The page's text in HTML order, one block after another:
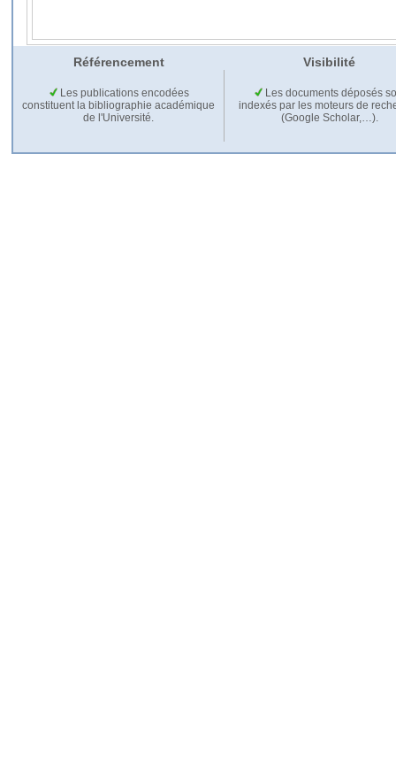
Référencement Visibilité
Les publications encodées
constituent la bibliographie académique
de l'Université.
Les documents déposés
indexés par les moteurs de
(Google Scholar,…).